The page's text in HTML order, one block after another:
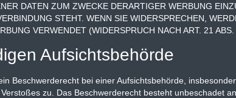
DATEN ZUM ZWECKE DERARTIGER WERBUNG
STEHT. WENN SIE WIDERSPRECHEN,
VERWENDET (WIDERSPRUCH NACH ART. 21 ABS.
Aufsichts­behörde
Beschwerderecht bei einer Aufsichtsbehörde,
zu. Das Beschwerderecht besteht unbeschadet